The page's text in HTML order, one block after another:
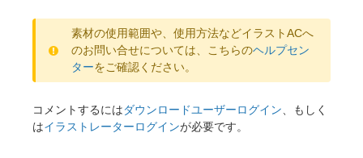
素材の使用範囲や、使用方法などイラストACへ
のお問い合せについては、こちらのヘルプセン
ターをご確認ください。
コメントするにはダウンロードユーザーログイン、もしく
はイラストレーターログインが必要です。